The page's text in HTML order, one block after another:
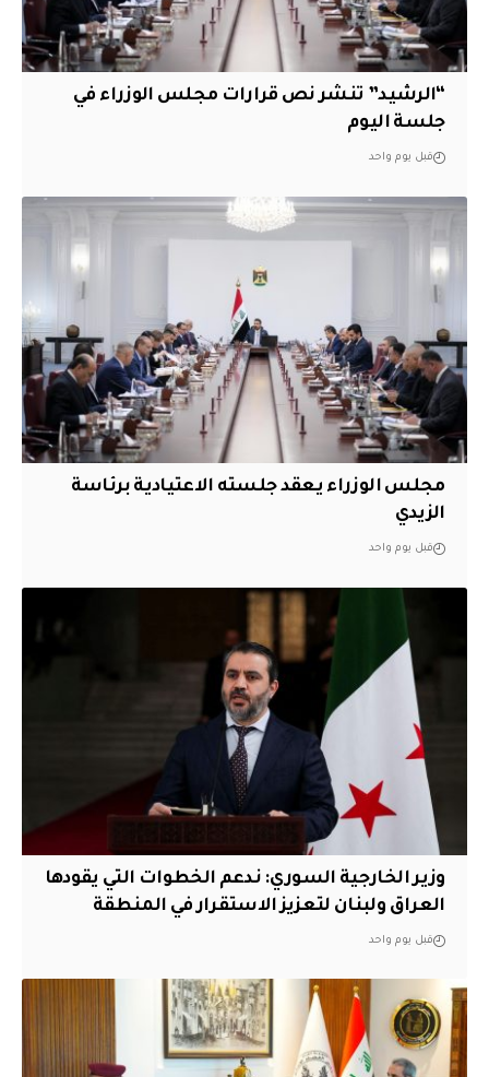
“الرشيد” تنشر نص قرارات مجلس الوزراء في
جلسة اليوم
قبل يوم واحد
مجلس الوزراء يعقد جلسته الاعتيادية برئاسة
الزيدي
قبل يوم واحد
وزير الخارجية السوري: ندعم الخطوات التي يقودها
العراق ولبنان لتعزيز الاستقرار في المنطقة
قبل يوم واحد